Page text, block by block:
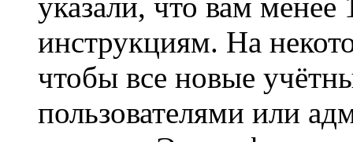
инструкциям. На
чтобы все новые
пользователями или